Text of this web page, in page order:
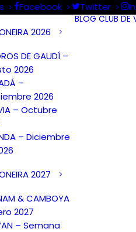
Facebook Twitter
2026
DE GAUDÍ –
2026
–
2026
– Octubre
– Diciembre
2027
& CAMBOYA
2027
– Semana
BLOG CLUB DE